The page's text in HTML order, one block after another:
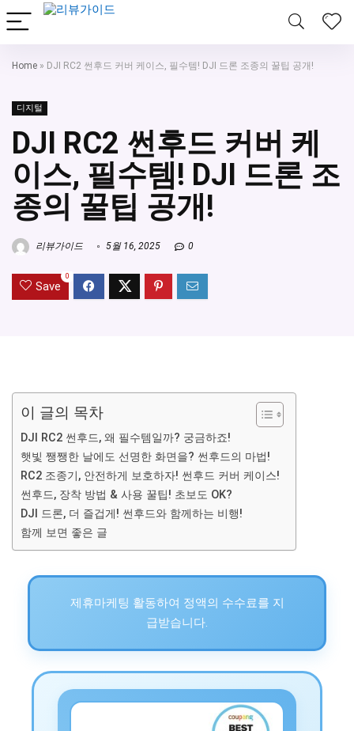
Home » DJI RC2 썬후드 커버 케이스, 필수템! DJI 드론 조종의 꿀팁 공개!
디지털
DJI RC2 썬후드 커버 케
이스, 필수템! DJI 드론 조
종의 꿀팁 공개!
리뷰가이드 5월 16, 2025 0
Save
0
이 글의 목차
DJI RC2 썬후드, 왜 필수템일까? 궁금하죠!
햇빛 쨍쨍한 날에도 선명한 화면을? 썬후드의 마법!
RC2 조종기, 안전하게 보호하자! 썬후드 커버 케이스!
썬후드, 장착 방법 & 사용 꿀팁! 초보도 OK?
DJI 드론, 더 즐겁게! 썬후드와 함께하는 비행!
함께 보면 좋은 글
제휴마케팅 활동하여 정액의 수수료를 지
급받습니다.